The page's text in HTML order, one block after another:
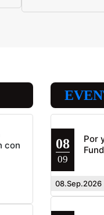
con
08
09
Por
08.Sep.2026